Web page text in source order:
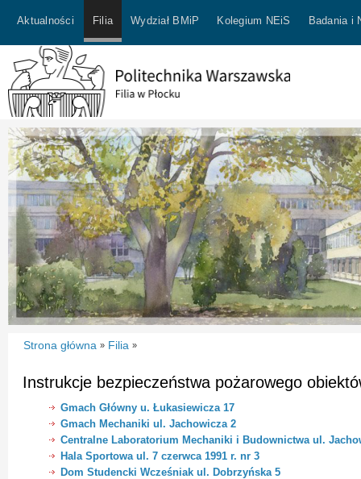
Aktualności Filia Wydział BMiP Kolegium NEiS Badania i
Strona główna » Filia »
Instrukcje bezpieczeństwa pożarowego
Gmach Główny u. Łukasiewicza 17
Gmach Mechaniki ul. Jachowicza 2
Centralne Laboratorium Mechaniki i Budownictwa ul.
Hala Sportowa ul. 7 czerwca 1991 r. nr 3
Dom Studencki Wcześniak ul. Dobrzyńska 5